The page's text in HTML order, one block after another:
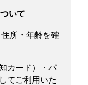
いて
所・年齢を確
カード）・パ
てご利用いた